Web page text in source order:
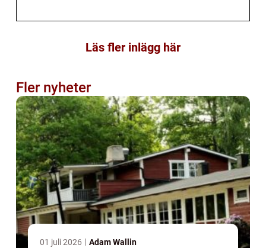
Läs fler inlägg här
Fler nyheter
01 juli 2026 Adam Wallin